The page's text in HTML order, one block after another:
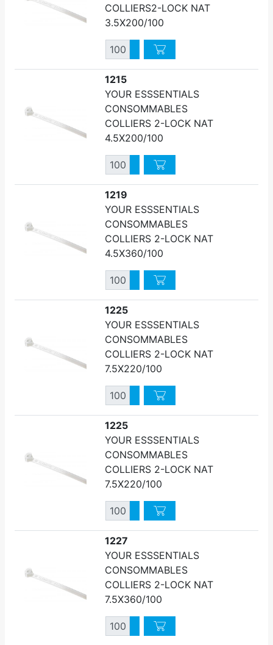
COLLIERS2-LOCK NAT
3.5X200/100
QuantitéAugmenter quantité
Diminuer quantité
1215
YOUR ESSSENTIALS
CONSOMMABLES
COLLIERS 2-LOCK NAT
4.5X200/100
QuantitéAugmenter quantité
Diminuer quantité
1219
YOUR ESSSENTIALS
CONSOMMABLES
COLLIERS 2-LOCK NAT
4.5X360/100
QuantitéAugmenter quantité
Diminuer quantité
1225
YOUR ESSSENTIALS
CONSOMMABLES
COLLIERS 2-LOCK NAT
7.5X220/100
QuantitéAugmenter quantité
Diminuer quantité
1225
YOUR ESSSENTIALS
CONSOMMABLES
COLLIERS 2-LOCK NAT
7.5X220/100
QuantitéAugmenter quantité
Diminuer quantité
1227
YOUR ESSSENTIALS
CONSOMMABLES
COLLIERS 2-LOCK NAT
7.5X360/100
QuantitéAugmenter quantité
Diminuer quantité